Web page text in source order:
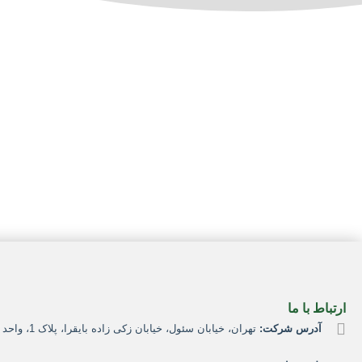
ارتباط با ما
آدرس شرکت: تهران، خیابان سئول، خیابان زکی زاده بایقرا، پلاک 1، واحد 2